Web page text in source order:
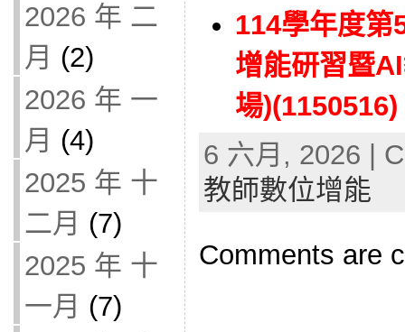
2026 年 二
月 (2)
2026 年 一
月 (4)
2025 年 十
二月 (7)
2025 年 十
一月 (7)
114學年度第
增能研習暨
場)(1150516)
6 六月, 2026 |
教師數位增能
Comments are